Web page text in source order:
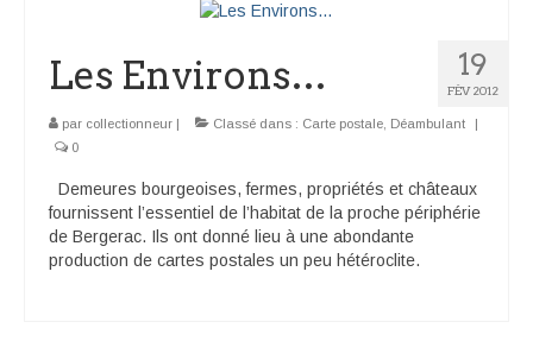
Activité 19
FÉV 2012
Les Environs…
par collectionneur Classé dans : Carte postale Déambulant
0
Demeures bourgeoises, fermes, propriétés et châteaux
fournissent l’essentiel de l’habitat de la proche périphérie
de Bergerac. Ils ont donné lieu à une abondante
production de cartes postales un peu hétéroclite.